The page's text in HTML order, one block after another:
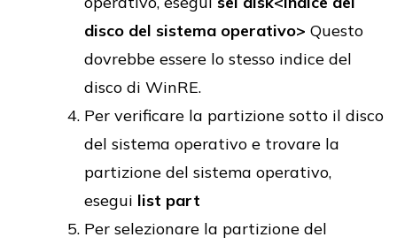
disco del sistema operativo> Questo
dovrebbe essere lo stesso indice del
disco di WinRE.
Per verificare la partizione sotto il disco
del sistema operativo e trovare la
partizione del sistema operativo,
esegui list part
Per selezionare la partizione del